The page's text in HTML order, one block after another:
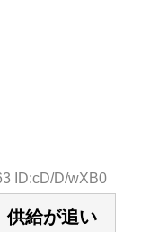
ID:cD/D/wXB0
供給が追い